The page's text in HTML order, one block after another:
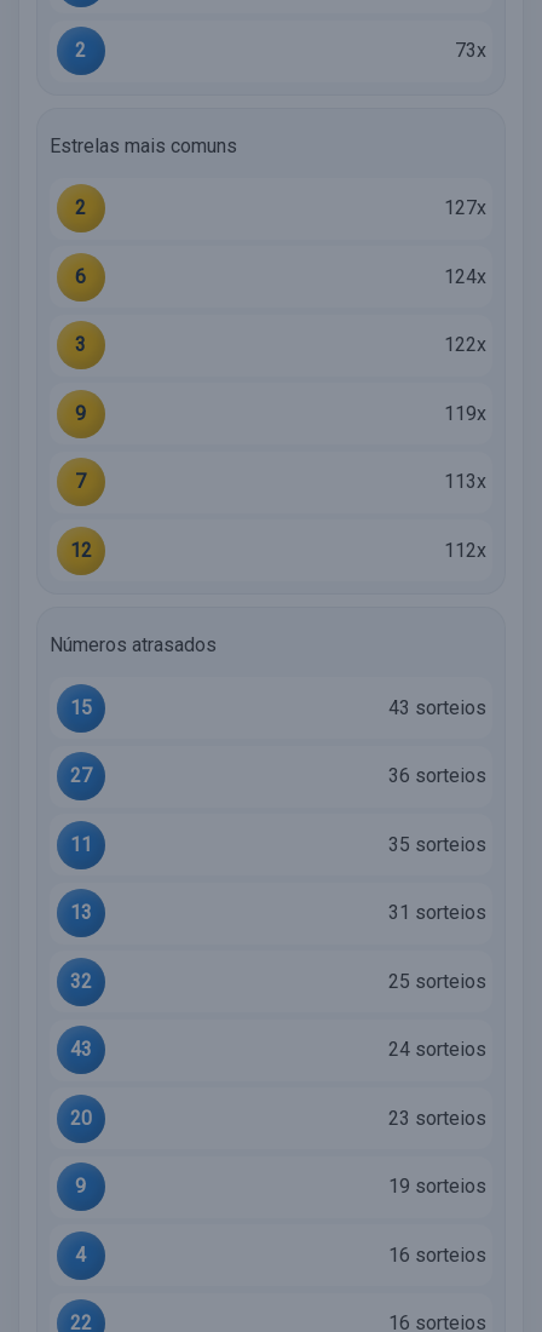
2 73x
Estrelas mais comuns
2 127x
6 124x
3 122x
9 119x
7 113x
12 112x
Números atrasados
15 43 sorteios
27 36 sorteios
11 35 sorteios
13 31 sorteios
32 25 sorteios
43 24 sorteios
20 23 sorteios
9 19 sorteios
4 16 sorteios
22 16 sorteios